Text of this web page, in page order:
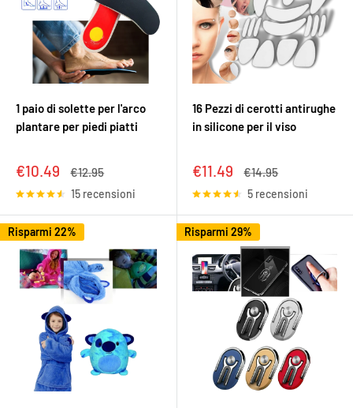
1 paio di solette per l'arco
plantare per piedi piatti
Prezzo
scontato
€10.49 Prezzo
€12.95
15 recensioni
16 Pezzi di cerotti antirughe
in silicone per il viso
Prezzo
scontato
€11.49 Prezzo
€14.95
5 recensioni
Risparmi 22% Risparmi 29%